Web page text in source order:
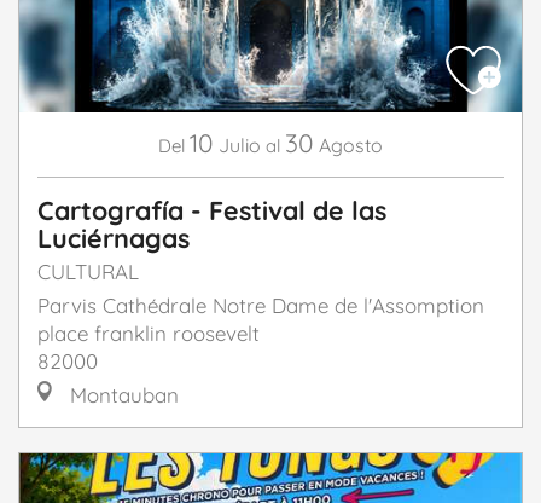
Del 10 Julio al 30 Agosto
Cartografía - Festival de las
Luciérnagas
CULTURAL
Parvis Cathédrale Notre Dame de l'Assomption
place franklin roosevelt
82000
Montauban